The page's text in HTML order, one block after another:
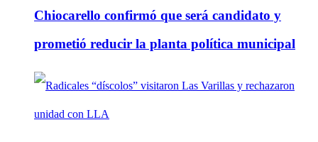
Chiocarello confirmó que será candidato y
prometió reducir la planta política municipal